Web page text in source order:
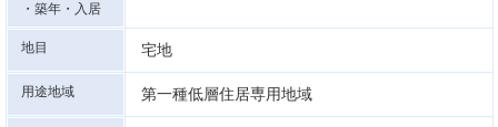
・築年・入居
地目 宅地
用途地域 第一種低層住居専用地域